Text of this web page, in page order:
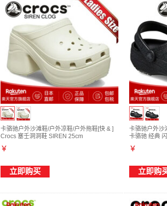
卡骆驰户外沙滩鞋/户外凉鞋/户外拖鞋[快 & ]
Crocs 塞壬洞洞鞋 SIREN 25cm
￥
立即购买
卡骆驰户外沙
卡骆驰 经典
￥
立即购